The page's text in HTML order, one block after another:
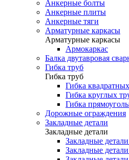
Анкерные болты
Анкерные плиты
Анкерные тяги
Арматурные каркасы
Арматурные каркасы
Армокаркас
Балка двутавровая
Гибка труб
Гибка труб
Гибка
Гибка круглых
Гибка
Дорожные ограждения
Закладные детали
Закладные детали
Закладные
Закладные